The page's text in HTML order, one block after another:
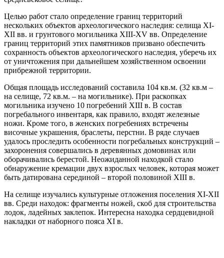
Целью работ стало определение границ территорий
нескольких объектов археологического наследия: селища XI-
XII вв. и грунтового могильника XIII-XV вв. Определение
границ территорий этих памятников призвано обеспечить
сохранность объектов археологического наследия, уберечь их
от уничтожения при дальнейшем хозяйственном освоении
прибрежной территории.
Общая площадь исследований составила 104 кв.м. (32 кв.м –
на селище, 72 кв.м. – на могильнике). При раскопках
могильника изучено 10 погребений XIII в. В состав
погребального инвентаря, как правило, входят железные
ножи. Кроме того, в женских погребениях встречены
височные украшения, браслеты, перстни. В ряде случаев
удалось проследить особенности погребальных конструкций –
захоронения совершались в деревянных домовинах или
оборачивались берестой. Неожиданной находкой стало
обнаружение кремации двух взрослых человек, которая может
быть датирована серединой – второй половиной XIII в.
На селище изучались культурные отложения поселения XI-XII
вв. Среди находок: фрагменты ножей, скоб для строительства
лодок, ладейных заклепок. Интересна находка сердцевидной
накладки от наборного пояса XI в.